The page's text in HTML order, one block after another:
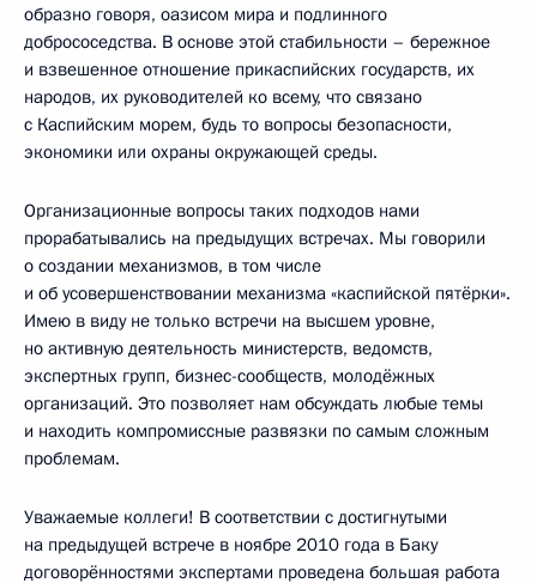
образно говоря, оазисом мира и подлинного
добрососедства. В основе этой стабильности – бережное
и взвешенное отношение прикаспийских государств, их
народов, их руководителей ко всему, что связано
с Каспийским морем, будь то вопросы безопасности,
экономики или охраны окружающей среды.
Организационные вопросы таких подходов нами
прорабатывались на предыдущих встречах. Мы говорили
о создании механизмов, в том числе
и об усовершенствовании механизма «каспийской пятёрки».
Имею в виду не только встречи на высшем уровне,
но активную деятельность министерств, ведомств,
экспертных групп, бизнес-сообществ, молодёжных
организаций. Это позволяет нам обсуждать любые темы
и находить компромиссные развязки по самым сложным
проблемам.
Уважаемые коллеги! В соответствии с достигнутыми
на предыдущей встрече в ноябре 2010 года в Баку
договорённостями экспертами проведена большая работа